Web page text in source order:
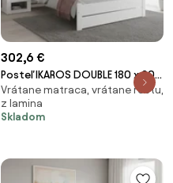
302,6 €
Posteľ IKAROS DOUBLE 180 x 200
cm, biela Rošt: S lamelovým
roštom, Matrac: Matrac DELUXE
10 cm
Vrátane matraca, vrátane roštu,
z lamina
Skladom